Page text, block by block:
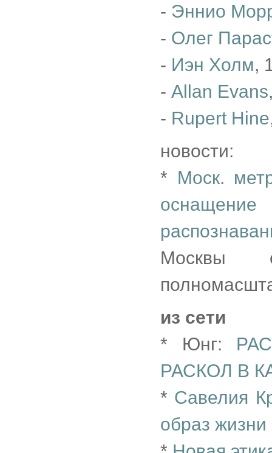
- Эннио
- Олег
- Иэн Холм,
- Allan Evans
- Rupert Hine
новости:
* Моск.
оснащение
Москвы
из сети
* Юнг:
РАСКОЛ В
* Савелия
образ жизни